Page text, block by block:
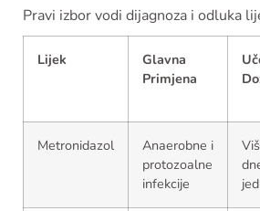
Pravi izbor vodi dijagnoza i odluka
Lijek
Glavna
Primjena
Metronidazol
Anaerobne i
protozoalne
infekcije